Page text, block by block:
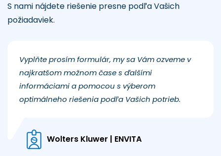
S nami nájdete riešenie presne podľa Vašich
požiadaviek.
Vyplňte prosím formulár, my sa Vám ozveme v
najkratšom možnom čase s ďalšími
informáciami a pomocou s výberom
optimálneho riešenia podľa Vašich potrieb.
Wolters Kluwer | ENVITA